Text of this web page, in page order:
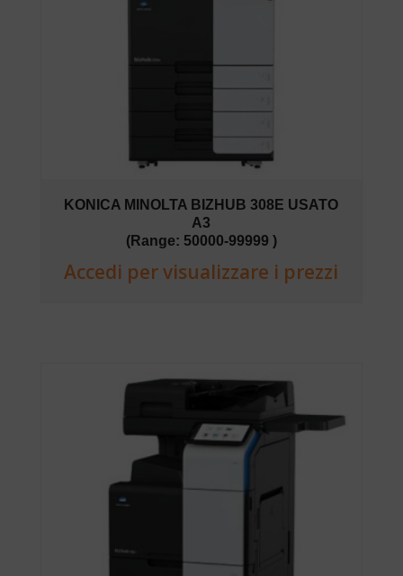
KONICA MINOLTA BIZHUB 308E USATO
A3
(Range: 50000-99999 )
Accedi per visualizzare i prezzi